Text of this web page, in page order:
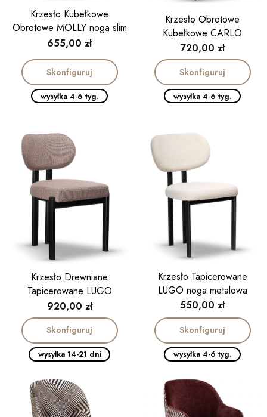
Krzesło Kubełkowe
Obrotowe MOLLY noga slim
Cena
655,00 zł
Skonfiguruj
wysyłka 4-6 tyg.
Krzesło Obrotowe
Kubełkowe CARLO
Cena
720,00 zł
Skonfiguruj
wysyłka 4-6 tyg.
Krzesło Drewniane
Tapicerowane LUGO
Cena
920,00 zł
Skonfiguruj
wysyłka 14-21 dni
Krzesło Tapicerowane
LUGO noga metalowa
czarna
Cena
550,00 zł
Skonfiguruj
wysyłka 4-6 tyg.